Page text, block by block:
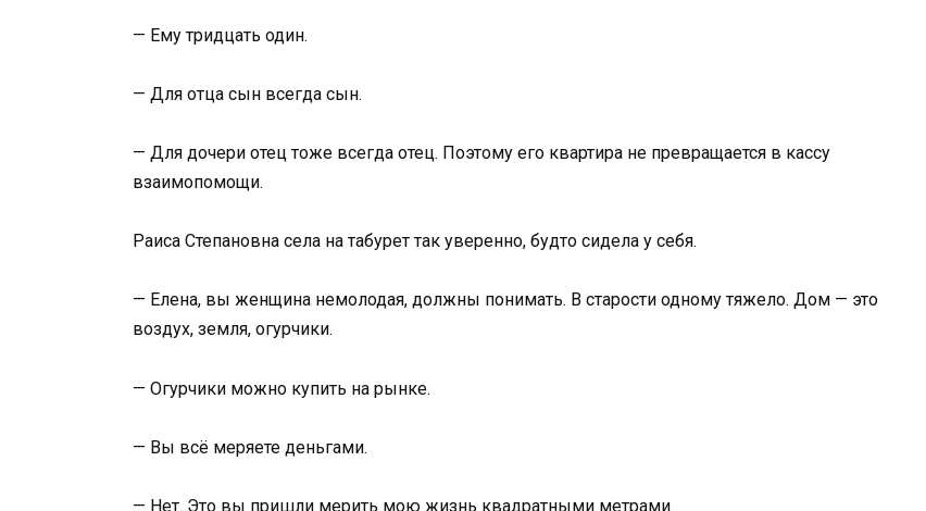
— Ему тридцать один.
— Для отца сын всегда сын.
— Для дочери отец тоже всегда отец. Поэтому его квартира не превращается в кассу
взаимопомощи.
Раиса Степановна села на табурет так уверенно, будто сидела у себя.
— Елена, вы женщина немолодая, должны понимать. В старости одному тяжело. Дом — это
воздух, земля, огурчики.
— Огурчики можно купить на рынке.
— Вы всё меряете деньгами.
— Нет. Это вы пришли мерить мою жизнь квадратными метрами.